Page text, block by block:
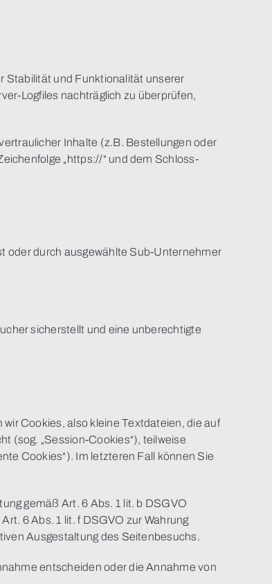
Stabilität und Funktionalität unserer
Logfiles nachträglich zu überprüfen,
Inhalte (z.B. Bestellungen oder
„https://“ und dem Schloss-
oder durch ausgewählte Sub-Unternehmer
sicherstellt und eine unberechtigte
Cookies, also kleine Textdateien, die auf
(sog. „Session-Cookies“), teilweise
Cookies“). Im letzteren Fall können Sie
gemäß Art. 6 Abs. 1 lit. b DSGVO
6 Abs. 1 lit. f DSGVO zur Wahrung
Ausgestaltung des Seitenbesuchs.
entscheiden oder die Annahme von